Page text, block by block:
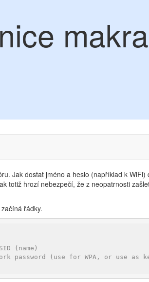
Jak dostat jméno a heslo (například k WiFi)
totiž hrozí nebezpečí, že z neopatrnosti
řádky.
(name)
password (use for WPA, or use as